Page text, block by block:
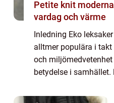
Petite knit moderna stickmönster för
vardag och värme
Inledning Eko
alltmer populära i
och
betydelse i samhället.
och skonsamma mot